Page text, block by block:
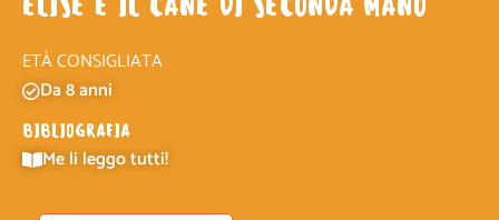
ETÀ CONSIGLIATA
Da 8 anni
BIBLIOGRAFIA
Me li leggo tutti!